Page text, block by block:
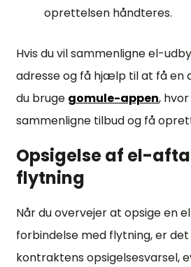
oprettelsen håndteres.
Hvis du vil sammenligne el-
adresse og få hjælp til at få en
du bruge gomule-appen,
sammenligne tilbud og få
Opsigelse af el-
flytning
Når du overvejer at opsige en
forbindelse med flytning, er
kontraktens opsigelsesvarsel,